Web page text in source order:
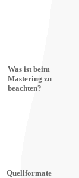
Was ist beim
Mastering zu
beachten?
Quellformate